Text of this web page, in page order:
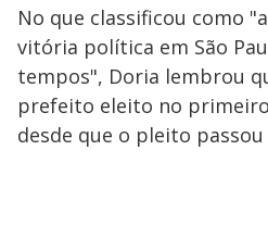
No que classificou como
vitória política em São
tempos", Doria lembrou
prefeito eleito no
desde que o pleito